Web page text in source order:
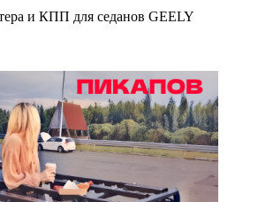
и КПП для седанов GEELY